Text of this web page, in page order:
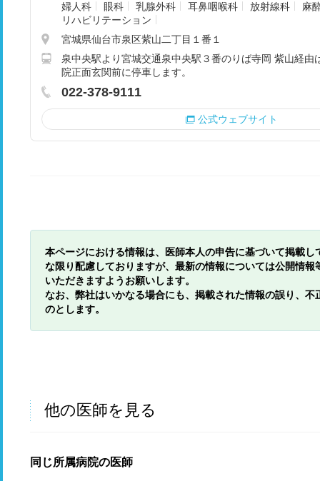
婦人科
眼科 乳腺外科 耳鼻咽喉科 放射線科
麻
リハビリテーション
宮城県仙台市泉区紫山二丁目１番１
泉中央駅より宮城交通泉中央駅３番のりば寺岡 紫山経由
院正面玄関前に停車します。
022-378-9111
公式ウェブサイト
本ページにおける情報は、医師本人の申告に基づいて掲載
な限り配慮しておりますが、最新の情報については公開情
いただきますようお願いします。
なお、弊社はいかなる場合にも、掲載された情報の誤り、
のとします。
他の医師を見る
同じ所属病院の医師